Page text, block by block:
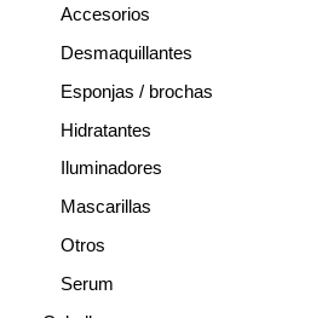
Accesorios
Desmaquillantes
Esponjas / brochas
Hidratantes
Iluminadores
Mascarillas
Otros
Serum